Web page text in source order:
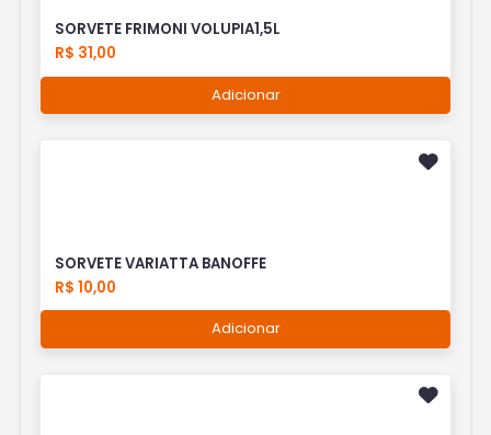
SORVETE FRIMONI VOLUPIA1,5L
R$ 31,00
Adicionar
SORVETE VARIATTA BANOFFE
R$ 10,00
Adicionar